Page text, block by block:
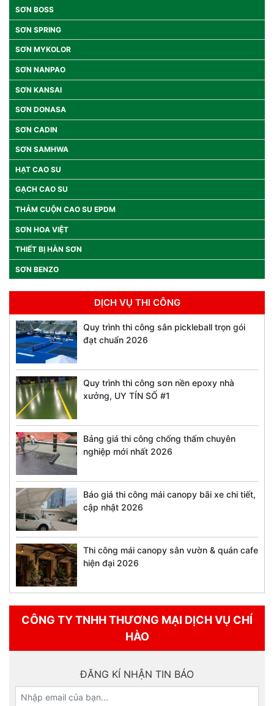
SƠN BOSS
SƠN SPRING
SƠN MYKOLOR
SƠN NANPAO
SƠN KANSAI
SƠN DONASA
SƠN CADIN
SƠN SAMHWA
HẠT CAO SU
GẠCH CAO SU
THẢM CUỘN CAO SU EPDM
SƠN HOA VIỆT
THIẾT BỊ HÀN SƠN
SƠN BENZO
DỊCH VỤ THI CÔNG
Quy trình thi công sân pickleball trọn gói
đạt chuẩn 2026
Quy trình thi công sơn nền epoxy nhà
xưởng, UY TÍN SỐ #1
Bảng giá thi công chống thấm chuyên
nghiệp mới nhất 2026
Báo giá thi công mái canopy bãi xe chi tiết,
cập nhật 2026
Thi công mái canopy sân vườn & quán cafe
hiện đại 2026
CÔNG TY TNHH THƯƠNG MẠI DỊCH VỤ CHÍ
HÀO
ĐĂNG KÍ NHẬN TIN BÁO